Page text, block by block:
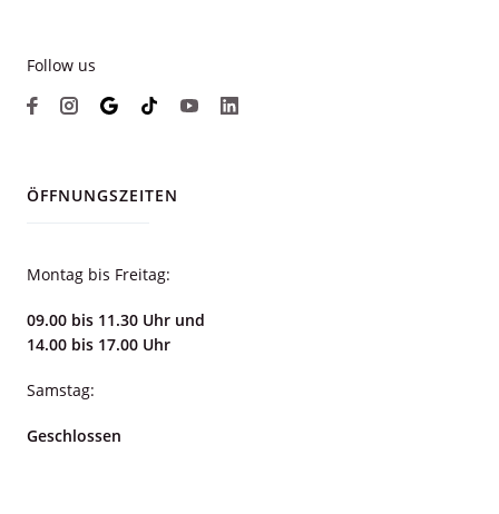
Follow us
ÖFFNUNGSZEITEN
Montag bis Freitag:
09.00 bis 11.30 Uhr und
14.00 bis 17.00 Uhr
Samstag:
Geschlossen